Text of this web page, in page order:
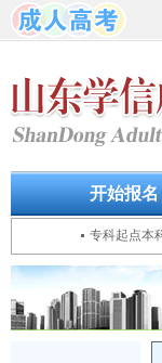
开始报名
专科起点本